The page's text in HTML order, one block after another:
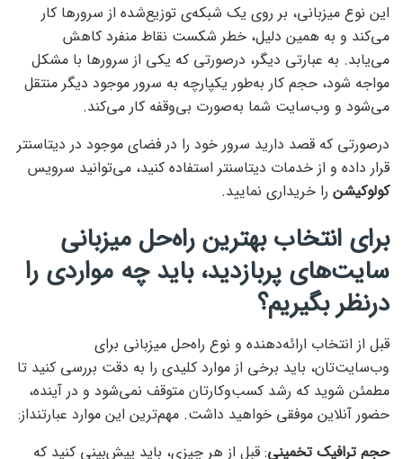
این نوع میزبانی، بر روی یک شبکه‌ی توزیع‌شده از سرورها کار
می‌کند و به همین دلیل، خطر شکست نقاط منفرد کاهش
می‌یابد. به عبارتی دیگر، درصورتی که یکی از سرورها با مشکل
مواجه شود، حجم کار به‌طور یکپارچه به سرور موجود دیگر منتقل
می‌شود و وب‌سایت شما به‌صورت بی‌وقفه کار می‌کند.
درصورتی که قصد دارید سرور خود را در فضای موجود در دیتاسنتر
قرار داده و از خدمات دیتاسنتر استفاده کنید، می‌توانید سرویس
کولوکیشن را خریداری نمایید.
برای انتخاب بهترین راه‌حل میزبانی
سایت‌های پربازدید، باید چه مواردی را
درنظر بگیریم؟
قبل از انتخاب ارائه‌دهنده و نوع راه‌حل میزبانی برای
وب‌سایت‌تان، باید برخی از موارد کلیدی را به دقت بررسی کنید تا
مطمئن شوید که رشد کسب‌وکارتان متوقف نمی‌شود و در آینده،
حضور آنلاین موفقی خواهید داشت. مهم‌ترین این موارد عبارتنداز:
حجم ترافیک تخمینی: قبل از هر چیزی، باید پیش‌بینی کنید که